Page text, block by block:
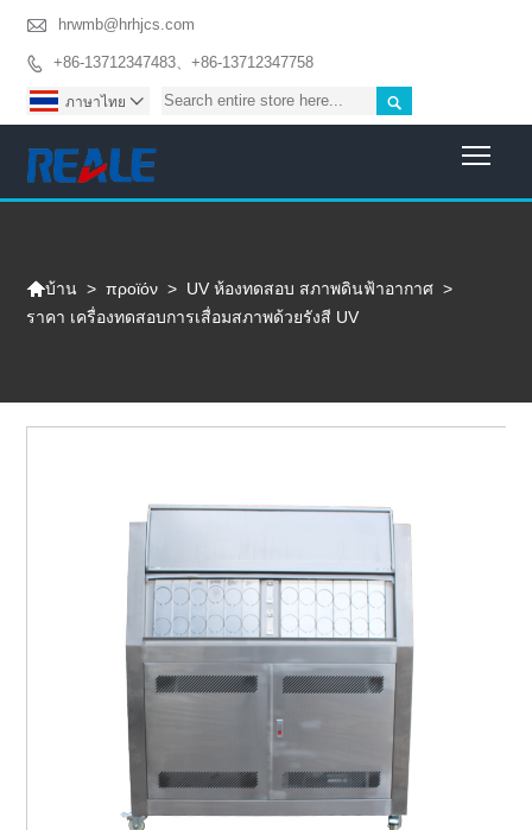
 hrwmb@hrhjcs.com
 +86-13712347483、+86-13712347758

ภาษาไทย 
บ้าน > προϊόν > UV ห้องทดสอบ สภาพดินฟ้าอากาศ >
ราคา เครื่องทดสอบการเสื่อมสภาพด้วยรังสี UV